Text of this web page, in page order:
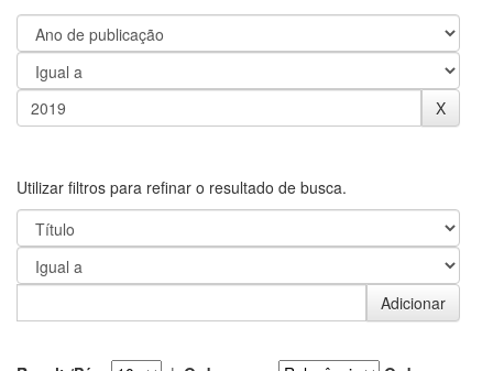
Utilizar filtros para refinar o resultado de busca.